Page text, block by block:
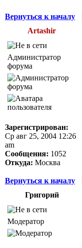
Вернуться к началу
Artashir
Администратор
форума
Зарегистрирован:
Ср авг 25, 2004 12:26
am
Сообщения: 1052
Откуда: Москва
Вернуться к началу
Григорий
Модератор